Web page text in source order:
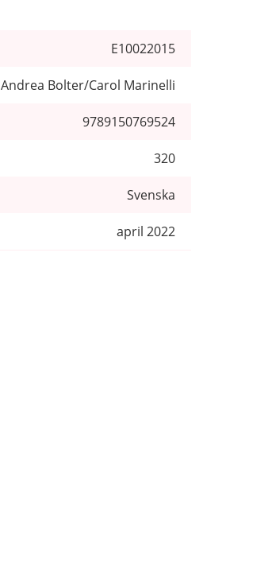
E10022015
Andrea Bolter/Carol Marinelli
9789150769524
320
Svenska
april 2022